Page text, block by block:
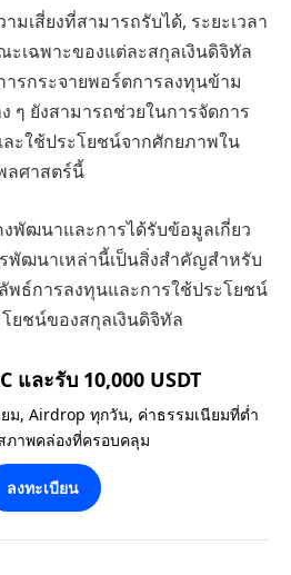
เสี่ยงที่สามารถรับได้, ระยะเวลา
เฉพาะของแต่ละสกุลเงินดิจิทัล
รกระจายพอร์ตการลงทุนข้าม
ๆ ยังสามารถช่วยในการจัดการ
ะใช้ประโยชน์จากศักยภาพใน
ลศาสตร์นี้
พัฒนาและการได้รับข้อมูลเกี่ยว
พัฒนาเหล่านี้เป็นสิ่งสำคัญสำหรับ
พธ์การลงทุนและการใช้ประโยชน์
ยชน์ของสกุลเงินดิจิทัล
และรับ 10,000 USDT
ม, Airdrop ทุกวัน, ค่าธรรมเนียมที่ต่ำ
ภาพคล่องที่ครอบคลุม
ลงทะเบียน